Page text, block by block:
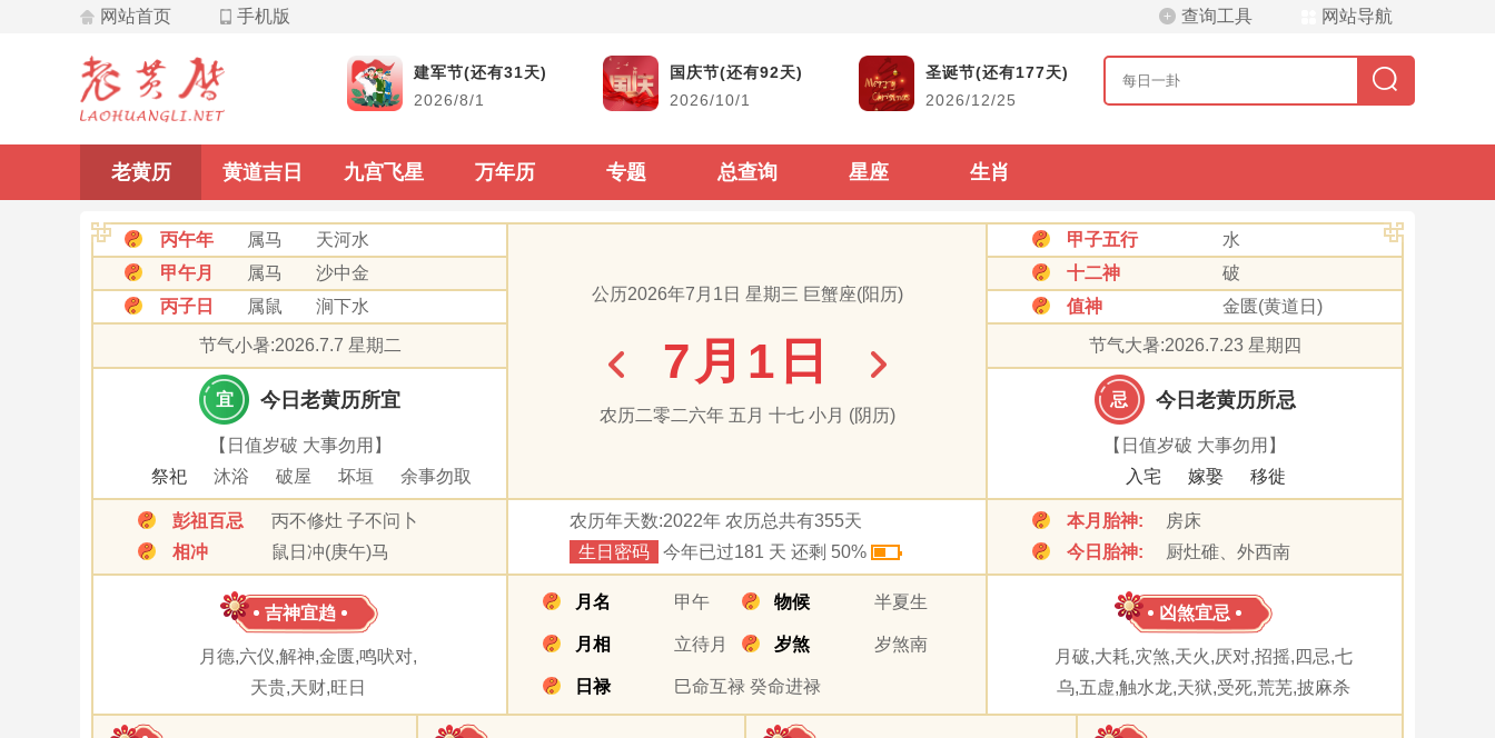
网站首页 手机版 查询工具 网站导航
飞星
九宫飞星
黄道吉日
结婚吉日
搬家吉日
开市吉日
装修吉日
动土吉日
生活查询
生男生女查询
古今时辰对照
阴阳历转换
二十四节气表
60甲子纳音顺序
建军节(还有31天)
2026/8/1
国庆节(还有92天)
2026/10/1
圣诞节(还有177天)
2026/12/25
老黄历 黄道吉日 九宫飞星 万年历 专题 总查询 星座 生肖
丙午年 属马
天河水
甲午月
属马
沙中金
丙子日
属鼠 涧下水
公历2026年7月1日 星期三 巨蟹座(阳历)
7月1日
农历二零二六年 五月 十七 小月 (阴历)
甲子五行
水
十二神
破
值神
金匮(黄道日)
节气小暑:2026.7.7 星期二 节气大暑:2026.7.23 星期四
宜 今日老黄历所宜
【日值岁破 大事勿用】
祭祀
沐浴 破屋 坏垣 余事勿取
忌 今日老黄历所忌
【日值岁破 大事勿用】
入宅
嫁娶 移徙
彭祖百忌
丙不修灶 子不问卜
相冲
鼠日冲(庚午)马
农历年天数:2022年 农历总共有355天
生日密码
今年已过181 天 还剩 50%
本月胎神:
房床
今日胎神:
厨灶碓、外西南
吉神宜趋
月德,六仪,解神,金匮,鸣吠对,
天贵,天财,旺日
月名 甲午 物候 半夏生
月相 立待月 岁煞 岁煞南
日禄 巳命互禄 癸命进禄
凶煞宜忌
月破,大耗,灾煞,天火,厌对,招摇,四忌,七
乌,五虚,触水龙,天狱,受死,荒芜,披麻杀